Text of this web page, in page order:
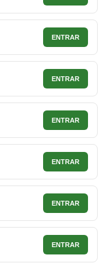
ENTRAR
ENTRAR
ENTRAR
ENTRAR
ENTRAR
ENTRAR